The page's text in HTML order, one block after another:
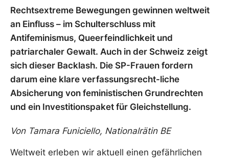
Rechtsextreme Bewegungen gewinnen weltweit
an Einfluss – im Schulterschluss mit
Antifeminismus, Queerfeindlichkeit und
patriarchaler Gewalt. Auch in der Schweiz zeigt
sich dieser Backlash. Die SP-Frauen fordern
darum eine klare verfassungsrecht-liche
Absicherung von feministischen Grundrechten
und ein Investitionspaket für Gleichstellung.
Von Tamara Funiciello, Nationalrätin BE
Weltweit erleben wir aktuell einen gefährlichen